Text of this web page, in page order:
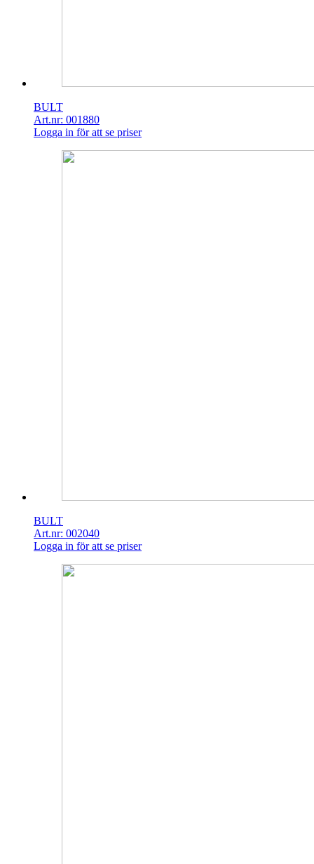
BULT
Art.nr: 001880
Logga in för att se priser
BULT
Art.nr: 002040
Logga in för att se priser